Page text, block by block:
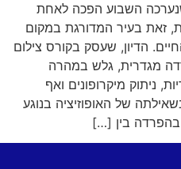
השבוע הפכה לאחת
זאת בעיר המדורגת במקום
הדיון, שעסק בקורס צילום
מגדרית, גלש במהרה
ניתוק מיקרופונים ואף
של האופוזיציה בנוגע
בהפרדה בין […]